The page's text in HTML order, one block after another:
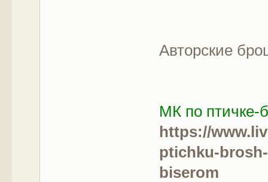
Авторские
МК по птичке-
https://
ptichku-
biserom